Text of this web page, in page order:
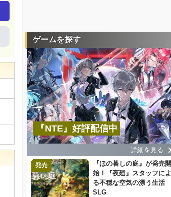
ゲームを探す
『NTE』好評配信中
詳細を見る
発売
『ほの暮しの庭』が発売開
始！『夜廻』スタッフによ
る不穏な空気の漂う生活
SLG